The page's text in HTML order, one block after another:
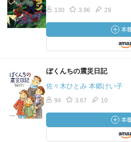
130 3.96 29
ぼくんちの震災日記
佐々木ひとみ 本郷けい子
94 3.67 10